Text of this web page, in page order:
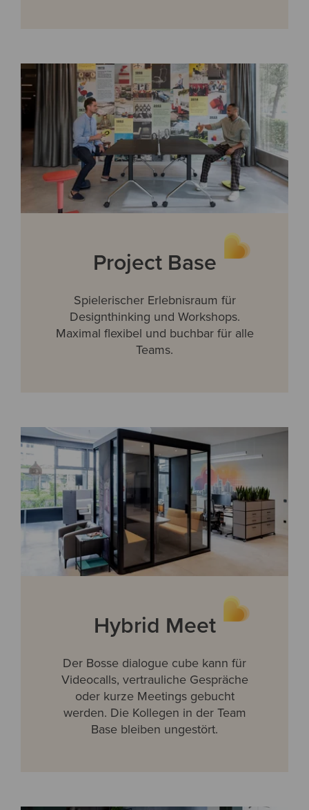
Project Base
Spielerischer Erlebnisraum für
Designthinking und Workshops.
Maximal flexibel und buchbar für alle
Teams.
Hybrid Meet
Der Bosse dialogue cube kann für
Videocalls, vertrauliche Gespräche
oder kurze Meetings gebucht
werden. Die Kollegen in der Team
Base bleiben ungestört.